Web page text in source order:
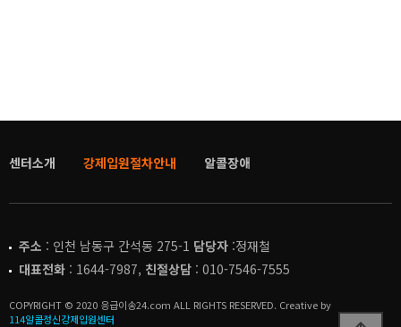
센터소개 강제입원절차안내 알콜장애
주소 : 인천 남동구 간석동 275-1 담당자 :정재철
대표전화 : 1644-7987, 친절상담 : 010-7546-7555
COPYRIGHT © 2020 응급이송24.com ALL RIGHTS RESERVED. Creative by
114알콜정신강제입원센터